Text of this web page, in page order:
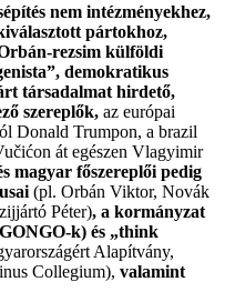
nem intézményekhez,
pártokhoz,
rezsim külföldi
demokratikus
társadalmat hirdető,
szereplők, az európai
Donald Trumpon, a brazil
át egészen Vlagyimir
magyar főszereplői pedig
(pl. Orbán Viktor, Novák
Péter), a kormányzat
k) és „think
Alapítvány,
Collegium), valamint